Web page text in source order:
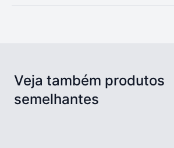
Veja também produtos
semelhantes